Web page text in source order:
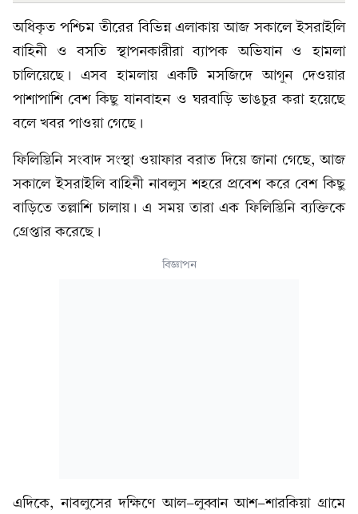
অধিকৃত পশ্চিম তীরের বিভিন্ন এলাকায় আজ সকালে ইসরাইলি
বাহিনী ও বসতি স্থাপনকারীরা ব্যাপক অভিযান ও হামলা
চালিয়েছে। এসব হামলায় একটি মসজিদে আগুন দেওয়ার
পাশাপাশি বেশ কিছু যানবাহন ও ঘরবাড়ি ভাঙচুর করা হয়েছে
বলে খবর পাওয়া গেছে।
ফিলিস্তিনি সংবাদ সংস্থা ওয়াফার বরাত দিয়ে জানা গেছে, আজ
সকালে ইসরাইলি বাহিনী নাবলুস শহরে প্রবেশ করে বেশ কিছু
বাড়িতে তল্লাশি চালায়। এ সময় তারা এক ফিলিস্তিনি ব্যক্তিকে
গ্রেপ্তার করেছে।
বিজ্ঞাপন
এদিকে, নাবলুসের দক্ষিণে আল-লুব্বান আশ-শারকিয়া গ্রামে